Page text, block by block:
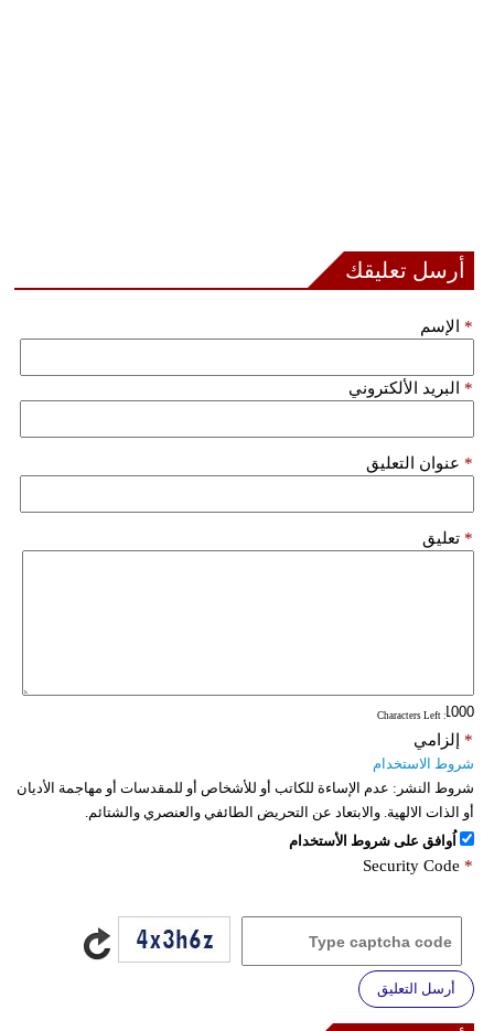
أرسل تعليقك
الإسم *
البريد الألكتروني *
عنوان التعليق *
تعليق *
: Characters Left
إلزامي *
شروط الاستخدام
شروط النشر: عدم الإساءة للكاتب أو للأشخاص أو للمقدسات أو مهاجمة الأديان
أو الذات الالهية. والابتعاد عن التحريض الطائفي والعنصري والشتائم.
اُوافق على شروط الأستخدام
Security Code *
أرسل التعليق